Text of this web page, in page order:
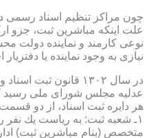
چون مراكز تنظیم اسناد رسمی
علت اینكه مباشرین ثبت، جزو
نوعی كارمند و نماینده دولت
نیازی به وجود نماینده یا
در سال ۱۳۰۲ قانون
هر دایره ثبت اسناد، از دو
۱ـ شعبه ثبت: به ریاست یك
متخصص (بنام مباشرین ثبت)